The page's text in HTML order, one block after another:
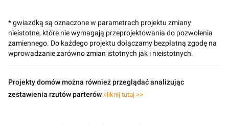
* gwiazdką są oznaczone w parametrach projektu zmiany
nieistotne, które nie wymagają przeprojektowania do pozwolenia
zamiennego. Do każdego projektu dołączamy bezpłatną zgodę na
wprowadzanie zarówno zmian istotnych jak i nieistotnych.
Projekty domów można również przeglądać analizując
zestawienia rzutów parterów kliknij tutaj >>